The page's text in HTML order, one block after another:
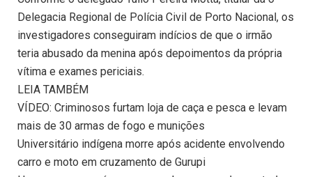
Delegacia Regional de Polícia Civil de Porto Nacional, os
investigadores conseguiram indícios de que o irmão
teria abusado da menina após depoimentos da própria
vítima e exames periciais.
LEIA TAMBÉM
VÍDEO: Criminosos furtam loja de caça e pesca e levam
mais de 30 armas de fogo e munições
Universitário indígena morre após acidente envolvendo
carro e moto em cruzamento de Gurupi